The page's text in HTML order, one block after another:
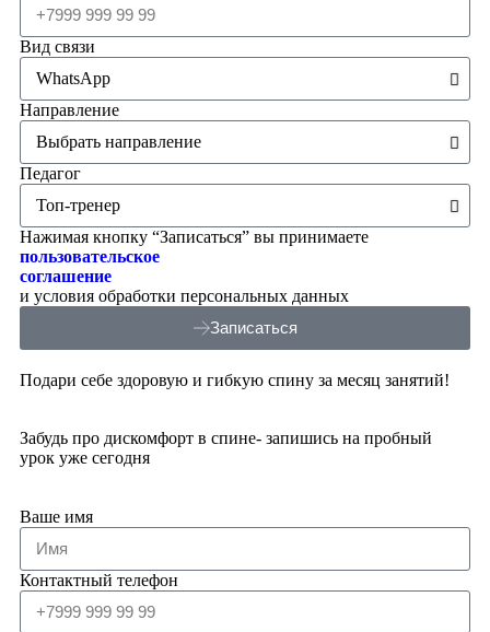
Вид связи
Направление
Педагог
Нажимая кнопку “Записаться” вы принимаете
пользовательское
соглашение
и условия обработки персональных данных
Записаться
Подари себе здоровую и гибкую спину за месяц занятий!
Забудь про дискомфорт в спине- запишись на пробный
урок уже сегодня
Ваше имя
Контактный телефон